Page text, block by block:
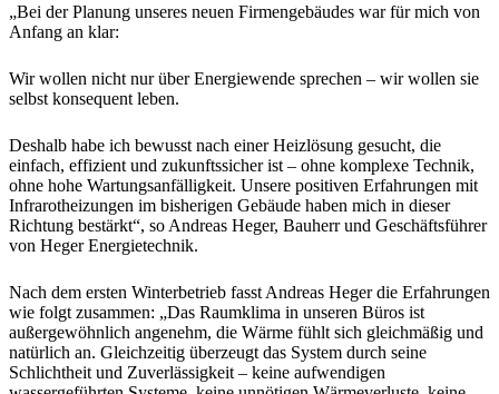
„Bei der Planung unseres neuen Firmengebäudes war für mich von
Anfang an klar:
Wir wollen nicht nur über Energiewende sprechen – wir wollen sie
selbst konsequent leben.
Deshalb habe ich bewusst nach einer Heizlösung gesucht, die
einfach, effizient und zukunftssicher ist – ohne komplexe Technik,
ohne hohe Wartungsanfälligkeit. Unsere positiven Erfahrungen mit
Infrarotheizungen im bisherigen Gebäude haben mich in dieser
Richtung bestärkt“, so Andreas Heger, Bauherr und Geschäftsführer
von Heger Energietechnik.
Nach dem ersten Winterbetrieb fasst Andreas Heger die Erfahrungen
wie folgt zusammen: „Das Raumklima in unseren Büros ist
außergewöhnlich angenehm, die Wärme fühlt sich gleichmäßig und
natürlich an. Gleichzeitig überzeugt das System durch seine
Schlichtheit und Zuverlässigkeit – keine aufwendigen